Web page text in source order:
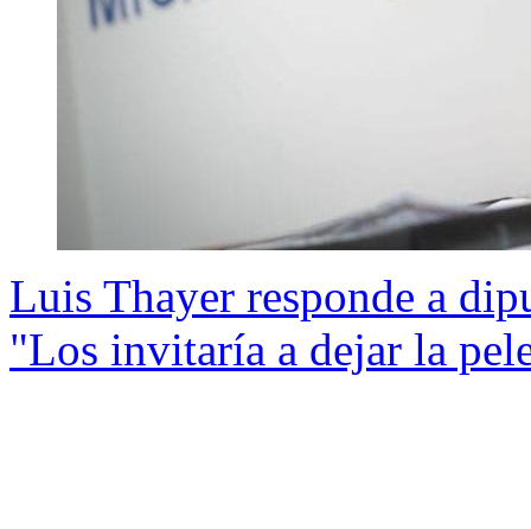
Luis Thayer responde a
"Los invitaría a dejar la